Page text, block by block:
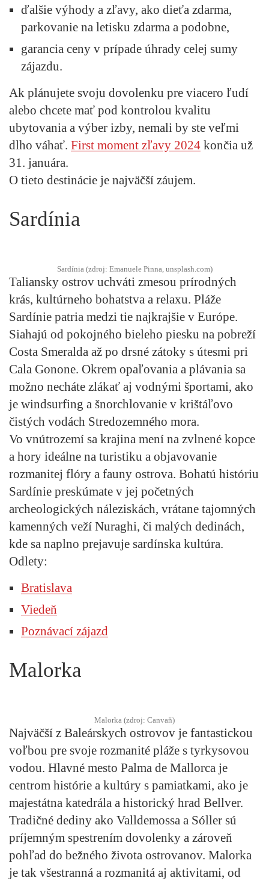
ďalšie výhody a zľavy, ako dieťa zdarma,
parkovanie na letisku zdarma a podobne,
garancia ceny v prípade úhrady celej sumy
zájazdu.
Ak plánujete svoju dovolenku pre viacero ľudí
alebo chcete mať pod kontrolou kvalitu
ubytovania a výber izby, nemali by ste veľmi
dlho váhať. First moment zľavy 2024 končia už
31. januára.
O tieto destinácie je najväčší záujem.
Sardínia
Sardínia (zdroj: Emanuele Pinna, unsplash.com)
Taliansky ostrov uchváti zmesou prírodných
krás, kultúrneho bohatstva a relaxu. Pláže
Sardínie patria medzi tie najkrajšie v Európe.
Siahajú od pokojného bieleho piesku na pobreží
Costa Smeralda až po drsné zátoky s útesmi pri
Cala Gonone. Okrem opaľovania a plávania sa
možno necháte zlákať aj vodnými športami, ako
je windsurfing a šnorchlovanie v krištáľovo
čistých vodách Stredozemného mora.
Vo vnútrozemí sa krajina mení na zvlnené kopce
a hory ideálne na turistiku a objavovanie
rozmanitej flóry a fauny ostrova. Bohatú históriu
Sardínie preskúmate v jej početných
archeologických náleziskách, vrátane tajomných
kamenných veží Nuraghi, či malých dedinách,
kde sa naplno prejavuje sardínska kultúra.
Odlety:
Bratislava
Viedeň
Poznávací zájazd
Malorka
Malorka (zdroj: Canvaň)
Najväčší z Baleárskych ostrovov je fantastickou
voľbou pre svoje rozmanité pláže s tyrkysovou
vodou. Hlavné mesto Palma de Mallorca je
centrom histórie a kultúry s pamiatkami, ako je
majestátna katedrála a historický hrad Bellver.
Tradičné dediny ako Valldemossa a Sóller sú
príjemným spestrením dovolenky a zároveň
pohľad do bežného života ostrovanov. Malorka
je tak všestranná a rozmanitá aj aktivitami, od